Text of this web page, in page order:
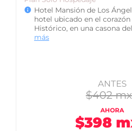
Plan Solo Hospedaje
Hotel Chan Kah Resort and
a conocer sus
hectáreas de selva, donde
ANTES
$603
AHORA
$554